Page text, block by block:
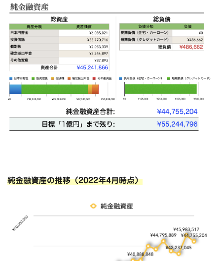
純金融資産の推移（2022年4月時点）